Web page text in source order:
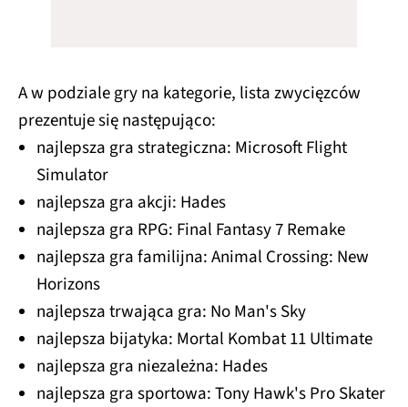
A w podziale gry na kategorie, lista zwycięzców
prezentuje się następująco:
najlepsza gra strategiczna: Microsoft Flight
Simulator
najlepsza gra akcji: Hades
najlepsza gra RPG: Final Fantasy 7 Remake
najlepsza gra familijna: Animal Crossing: New
Horizons
najlepsza trwająca gra: No Man's Sky
najlepsza bijatyka: Mortal Kombat 11 Ultimate
najlepsza gra niezależna: Hades
najlepsza gra sportowa: Tony Hawk's Pro Skater